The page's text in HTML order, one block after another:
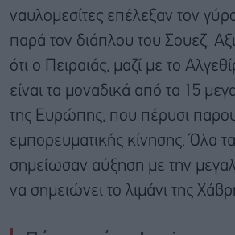
ναυλομεσίτες επέλεξαν τον
παρά τον διάπλου του Σουεζ.
ότι ο Πειραιάς, μαζί με το
είναι τα μοναδικά από τα 15
της Ευρώπης, που πέρυσι
εμπορευματικής κίνησης. Όλα
σημείωσαν αύξηση με την
να σημειώνει το λιμάνι της